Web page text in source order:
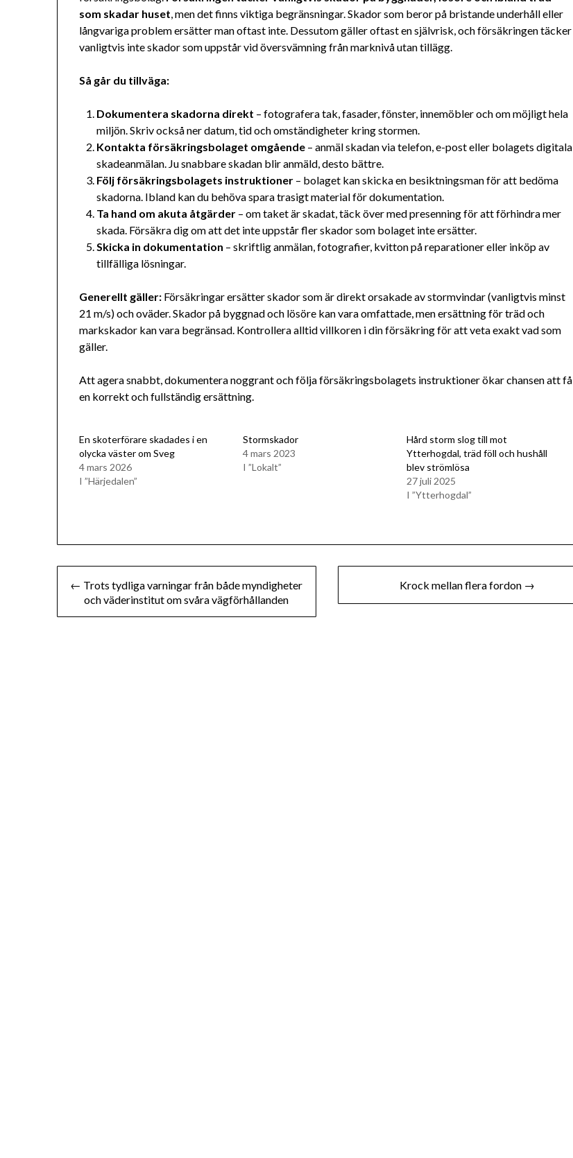
som skadar huset, men det finns viktiga begränsningar. Skador som beror på bristande underhåll eller
långvariga problem ersätter man oftast inte. Dessutom gäller oftast en självrisk, och försäkringen täcker
vanligtvis inte skador som uppstår vid översvämning från marknivå utan tillägg.
Så går du tillväga:
Dokumentera skadorna direkt – fotografera tak, fasader, fönster, innemöbler och om möjligt hela
miljön. Skriv också ner datum, tid och omständigheter kring stormen.
Kontakta försäkringsbolaget omgående – anmäl skadan via telefon, e-post eller bolagets digitala
skadeanmälan. Ju snabbare skadan blir anmäld, desto bättre.
Följ försäkringsbolagets instruktioner – bolaget kan skicka en besiktningsman för att bedöma
skadorna. Ibland kan du behöva spara trasigt material för dokumentation.
Ta hand om akuta åtgärder – om taket är skadat, täck över med presenning för att förhindra mer
skada. Försäkra dig om att det inte uppstår fler skador som bolaget inte ersätter.
Skicka in dokumentation – skriftlig anmälan, fotografier, kvitton på reparationer eller inköp av
tillfälliga lösningar.
Generellt gäller: Försäkringar ersätter skador som är direkt orsakade av stormvindar (vanligtvis minst
21 m/s) och oväder. Skador på byggnad och lösöre kan vara omfattade, men ersättning för träd och
markskador kan vara begränsad. Kontrollera alltid villkoren i din försäkring för att veta exakt vad som
gäller.
Att agera snabbt, dokumentera noggrant och följa försäkringsbolagets instruktioner ökar chansen att få
en korrekt och fullständig ersättning.
En skoterförare skadades i en
olycka väster om Sveg
4 mars 2026
I ”Härjedalen”
Stormskador
4 mars 2023
I ”Lokalt”
Hård storm slog till mot
Ytterhogdal, träd föll och hushåll
blev strömlösa
27 juli 2025
I ”Ytterhogdal”
Inläggsnavigering
← Trots tydliga varningar från både myndigheter
och väderinstitut om svåra vägförhållanden
Krock mellan flera fordon →